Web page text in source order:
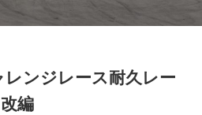
レンジレース耐久レー
編